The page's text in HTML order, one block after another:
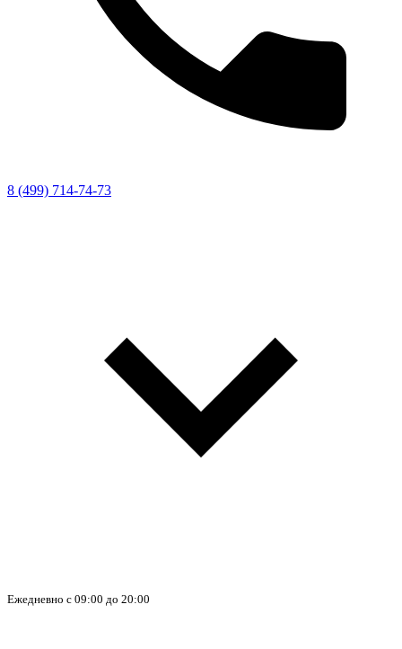
8 (499) 714-74-73
Ежедневно с 09:00 до 20:00